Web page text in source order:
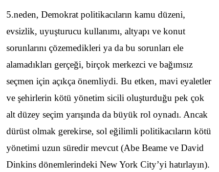
5.neden, Demokrat politikacıların kamu düzeni,
evsizlik, uyuşturucu kullanımı, altyapı ve konut
sorunlarını çözemedikleri ya da bu sorunları ele
alamadıkları gerçeği, birçok merkezci ve bağımsız
seçmen için açıkça önemliydi. Bu etken, mavi eyaletler
ve şehirlerin kötü yönetim sicili oluşturduğu pek çok
alt düzey seçim yarışında da büyük rol oynadı. Ancak
dürüst olmak gerekirse, sol eğilimli politikacıların kötü
yönetimi uzun süredir mevcut (Abe Beame ve David
Dinkins dönemlerindeki New York City’yi hatırlayın).